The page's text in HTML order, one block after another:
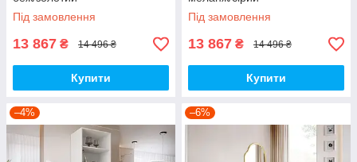
Під замовлення
13 867 ₴ 14 496 ₴
Купити
Під замовлення
13 867 ₴ 14 496 ₴
Купити
–4% –6%